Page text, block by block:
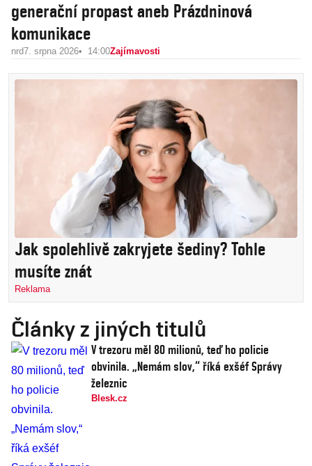
generační propast aneb Prázdninová
komunikace
nrd7. srpna 2026 14:00Zajímavosti
Jak spolehlivě zakryjete šediny? Tohle
musíte znát
Reklama
Články z jiných titulů
V trezoru měl 80 milionů, teď ho policie
obvinila. „Nemám slov,“ říká exšéf Správy
železnic
Blesk.cz